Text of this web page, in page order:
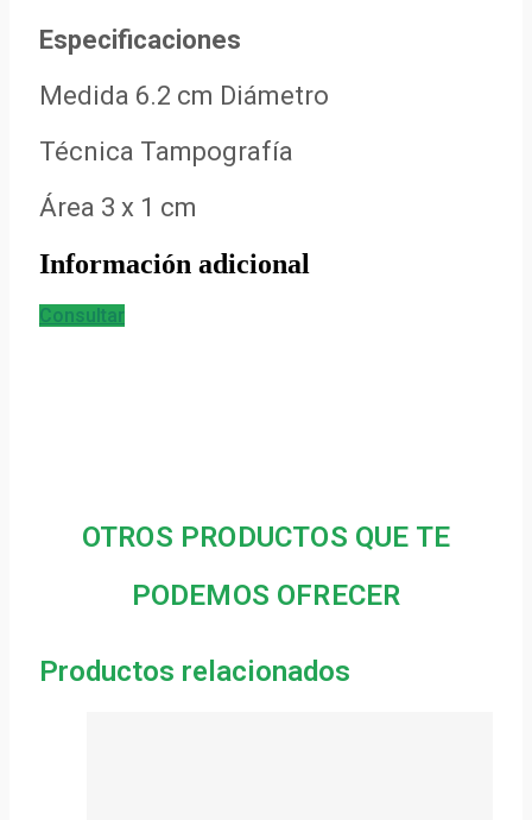
Especificaciones
Medida 6.2 cm Diámetro
Técnica Tampografía
Área 3 x 1 cm
Información adicional
Consultar
OTROS PRODUCTOS QUE TE
PODEMOS OFRECER
Productos relacionados